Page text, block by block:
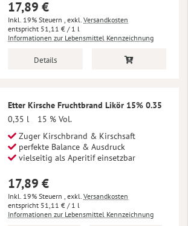
17,89 €
Inkl. 19% Steuern , exkl. Versandkosten
51,11 € / 1 l
Informationen zur Lebensmittel Kennzeichnung
Details
Etter Kirsche Fruchtbrand Likör 15% 0.35
0,35 l
15 % Vol.
Zuger Kirschbrand & Kirschsaft
perfekte Balance & Ausdruck
vielseitig als Aperitif einsetzbar
17,89 €
Inkl. 19% Steuern , exkl. Versandkosten
51,11 € / 1 l
Informationen zur Lebensmittel Kennzeichnung